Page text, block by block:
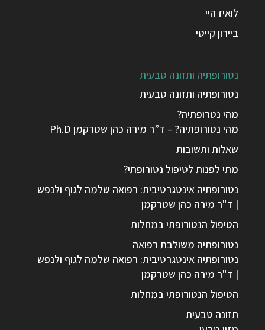
לואיז היי
ביירון קייטי
נטורופתיה ותזונה טבעית
נטורופתיה ותזונה טבעית
מהי נטרופתיה?
מהי נטורופתיה? – ד”ר מירה כהן שטרקמן Ph.D
שאלות ותשובות
מתי לפנות לטיפול נטורופתי?
נטורופתיה אינטגרטיבית: רפואה שלמה לגוף ולנפש
| ד"ר מירה כהן שטרקמן
הטיפול הנטורופתי במחלות
נטורופתיה משולבת רפואה
נטורופתיה אינטגרטיבית: רפואה שלמה לגוף ולנפש
| ד"ר מירה כהן שטרקמן
הטיפול הנטורופתי במחלות
תזונה טבעית